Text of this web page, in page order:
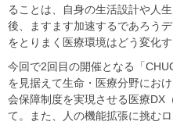
ることは、自身の生活設計や人
後、ますます加速するであろう
をとりまく医療環境はどう変化す
今回で2回目の開催となる「
を見据えて生命・医療分野にお
会保障制度を実現させる医療DX
て。また、人の機能拡張に挑む